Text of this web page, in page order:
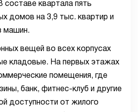
квартала пять
домов на 3,9 тыс. квартир и
машин.
вещей во всех корпусах
кладовые. На первых этажах
помещения, где
банк, фитнес-клуб и другие
доступности от жилого